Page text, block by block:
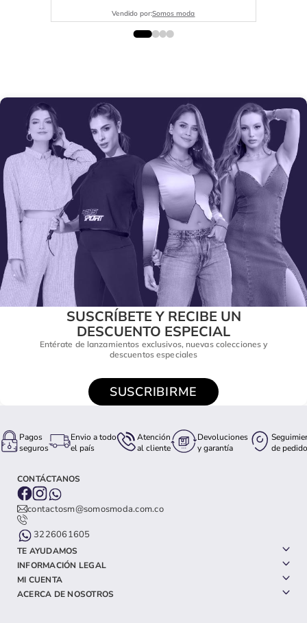
Vendido por:Somos moda
SUSCRÍBETE Y RECIBE UN
DESCUENTO ESPECIAL
Entérate de lanzamientos exclusivos, nuevas colecciones y
descuentos especiales
SUSCRIBIRME
Pagos
seguros
Envio a todo
el país
Atención
al cliente
Devoluciones
y garantía
de pedido
CONTÁCTANOS
contactosm@somosmoda.com.co
3226061605
TE AYUDAMOS
INFORMACIÓN LEGAL
MI CUENTA
ACERCA DE NOSOTROS